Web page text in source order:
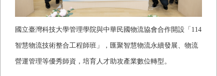
國立臺灣科技大學管理學院與中華民國物流協會合作開設「114
智慧物流技術整合工程師班」，匯聚智慧物流永續發展、物流
營運管理等優秀師資，培育人才助攻產業數位轉型。